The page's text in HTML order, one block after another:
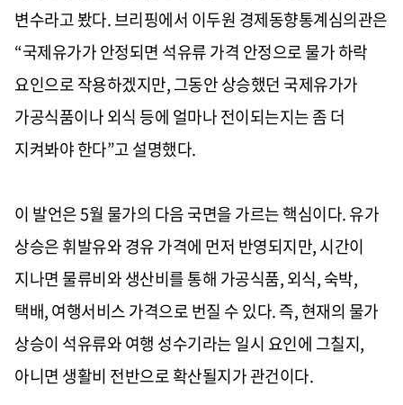
변수라고 봤다. 브리핑에서 이두원 경제동향통계심의관은
“국제유가가 안정되면 석유류 가격 안정으로 물가 하락
요인으로 작용하겠지만, 그동안 상승했던 국제유가가
가공식품이나 외식 등에 얼마나 전이되는지는 좀 더
지켜봐야 한다”고 설명했다.
이 발언은 5월 물가의 다음 국면을 가르는 핵심이다. 유가
상승은 휘발유와 경유 가격에 먼저 반영되지만, 시간이
지나면 물류비와 생산비를 통해 가공식품, 외식, 숙박,
택배, 여행서비스 가격으로 번질 수 있다. 즉, 현재의 물가
상승이 석유류와 여행 성수기라는 일시 요인에 그칠지,
아니면 생활비 전반으로 확산될지가 관건이다.